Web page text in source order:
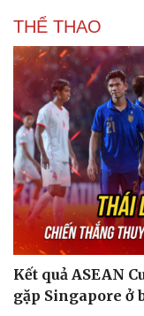
Văn hóa
THỂ THAO
Kết quả ASEAN
gặp Singapore ở